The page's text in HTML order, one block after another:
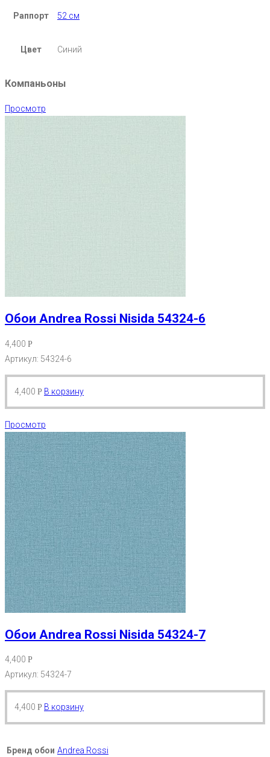
Раппорт 52 см
Цвет Синий
Компаньоны
Просмотр
Обои Andrea Rossi Nisida 54324-6
4,400 Р
Артикул: 54324-6
4,400 Р В корзину
Просмотр
Обои Andrea Rossi Nisida 54324-7
4,400 Р
Артикул: 54324-7
4,400 Р В корзину
Бренд обои Andrea Rossi